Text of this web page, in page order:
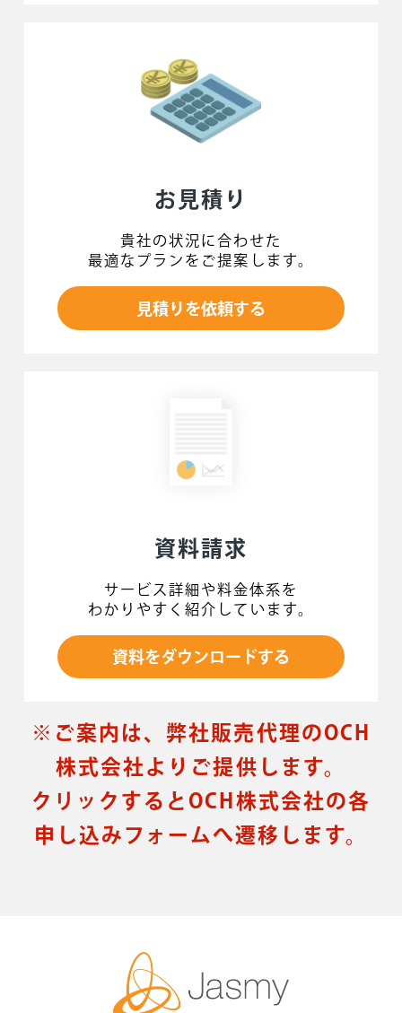
お見積り
貴社の状況に合わせた
最適なプランをご提案します。
見積りを依頼する
資料請求
サービス詳細や料金体系を
わかりやすく紹介しています。
資料をダウンロードする
※ご案内は、弊社販売代理のOCH
株式会社よりご提供します。
クリックするとOCH株式会社の各
申し込みフォームへ遷移します。